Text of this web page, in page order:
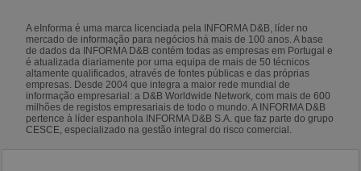
A eInforma é uma marca licenciada pela INFORMA D&B, líder no
mercado de informação para negócios há mais de 100 anos. A base
de dados da INFORMA D&B contém todas as empresas em Portugal e
é atualizada diariamente por uma equipa de mais de 50 técnicos
altamente qualificados, através de fontes públicas e das próprias
empresas. Desde 2004 que integra a maior rede mundial de
informação empresarial: a D&B Worldwide Network, com mais de 600
milhões de registos empresariais de todo o mundo. A INFORMA D&B
pertence à líder espanhola INFORMA D&B S.A. que faz parte do grupo
CESCE, especializado na gestão integral do risco comercial.